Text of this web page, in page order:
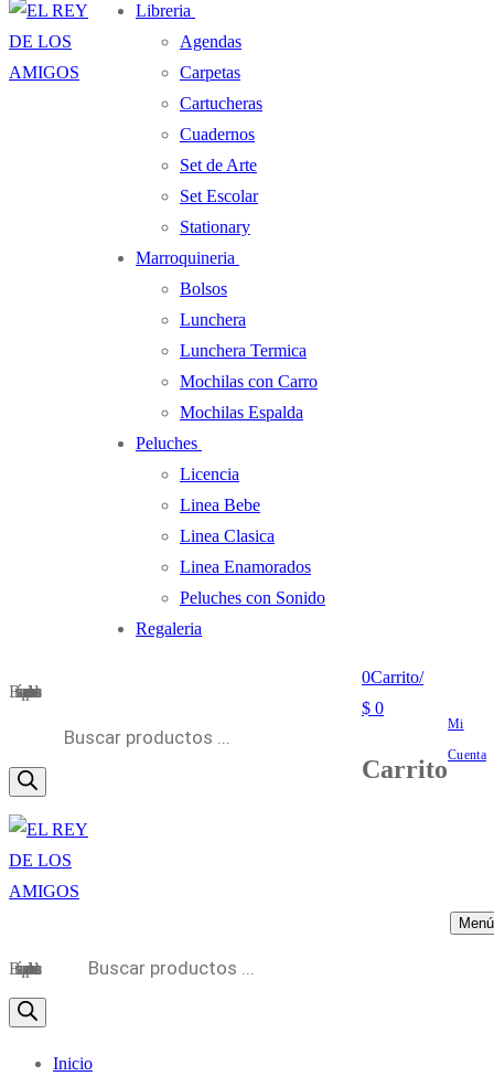
Libreria
Agendas
Carpetas
Cartucheras
Cuadernos
Set de Arte
Set Escolar
Stationary
Marroquineria
Bolsos
Lunchera
Lunchera Termica
Mochilas con Carro
Mochilas Espalda
Peluches
Licencia
Linea Bebe
Linea Clasica
Linea Enamorados
Peluches con Sonido
Regaleria
Búsqueda de productos
0Carrito/
$ 0
Carrito
Mi
Cuenta
Menú
Búsqueda de productos
Inicio